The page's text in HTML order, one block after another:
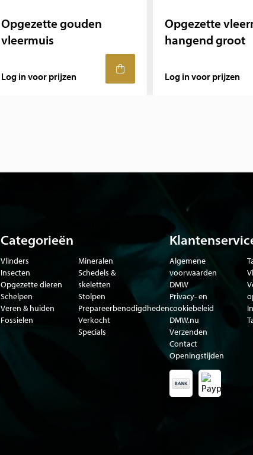
Opgezette gouden
vleermuis
Log in voor prijzen
Opgezette
hangend groot
Log in voor prijzen
Categorieën
Vlinders
Insecten
Opgezette dieren
Schelpen
Veren & huiden
Fossielen
Mineralen
Schedels &
skeletten
Stolpen
Prepareerbenodigdheden
Verkocht
Specials
Algemene
voorwaarden
DMW
Privacy- en
cookiebeleid
DMW.nu
Verzenden
Contact
Openingstijden